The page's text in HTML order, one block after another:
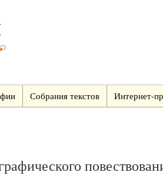
Собрания текстов Интернет-